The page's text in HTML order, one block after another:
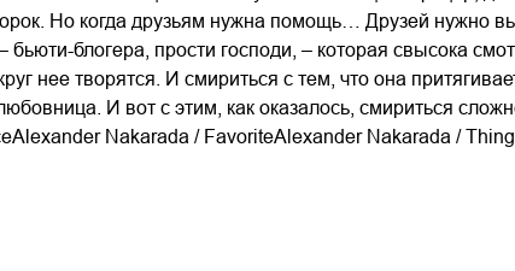
Но когда друзьям нужна помощь… Друзей нужно
блогера, прости господи, – которая свысока
нее творятся. И смириться с тем, что она
И вот с этим, как оказалось, смириться
Nakarada / FavoriteAlexander Nakarada /